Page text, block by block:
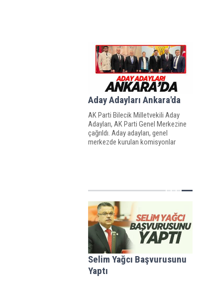
Aday Adayları Ankara'da
AK Parti Bilecik Milletvekili Aday
Adayları, AK Parti Genel Merkezine
çağrıldı. Aday adayları, genel
merkezde kurulan komisyonlar
Selim Yağcı Başvurusunu
Yaptı